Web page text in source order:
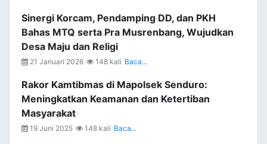
Sinergi Korcam, Pendamping DD, dan PKH
Bahas MTQ serta Pra Musrenbang, Wujudkan
Desa Maju dan Religi
21 Januari 2026 148 kali Baca...
Rakor Kamtibmas di Mapolsek Senduro:
Meningkatkan Keamanan dan Ketertiban
Masyarakat
19 Juni 2025 148 kali Baca...